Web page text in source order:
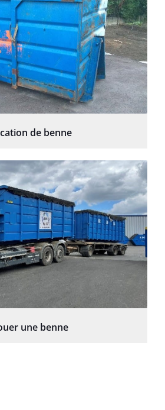
de benne
une benne